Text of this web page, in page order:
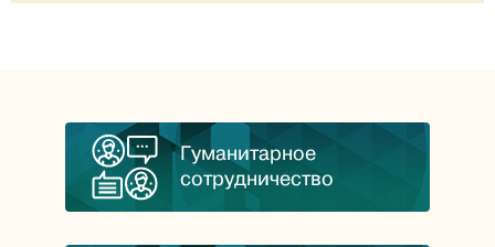
Гуманитарное
сотрудничество